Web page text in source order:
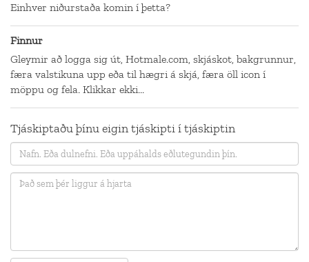
Einhver niðurstaða komin í þetta?
Finnur
Gleymir að logga sig út, Hotmale.com, skjáskot, bakgrunnur,
færa valstikuna upp eða til hægri á skjá, færa öll icon í
möppu og fela. Klikkar ekki...
Tjáskiptaðu þínu eigin tjáskipti í tjáskiptin